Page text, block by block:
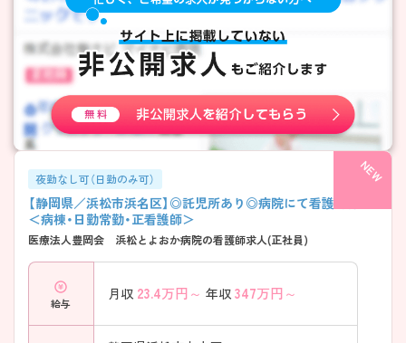
夜勤なし可（日勤のみ可）
【静岡県／浜松市浜名区】◎託児所あり◎病院にて看護師募集
＜病棟・日勤常勤・正看護師＞
医療法人豊岡会 浜松とよおか病院の看護師求人(正社員)
給与
月収 23.4万円～ 年収 347万円～